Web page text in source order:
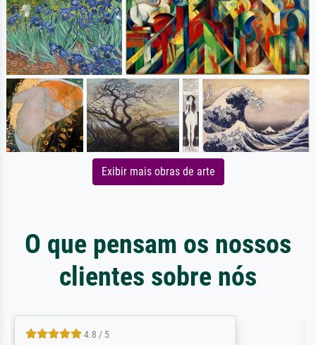
Exibir mais obras de arte
O que pensam os nossos
clientes sobre nós